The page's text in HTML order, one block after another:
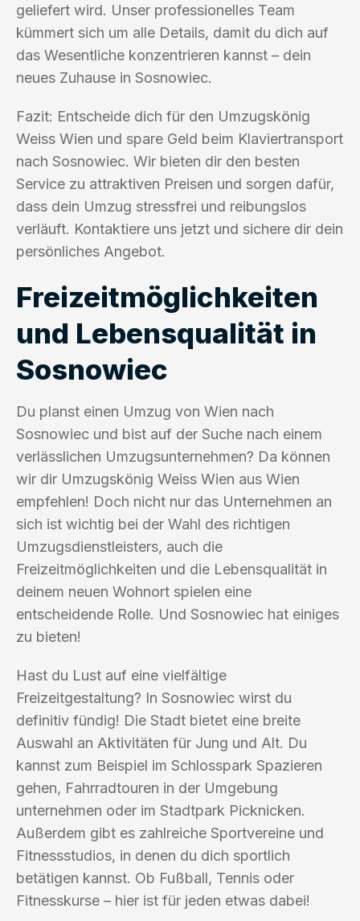
geliefert wird. Unser professionelles Team
kümmert sich um alle Details, damit du dich auf
das Wesentliche konzentrieren kannst – dein
neues Zuhause in Sosnowiec.
Fazit: Entscheide dich für den Umzugskönig
Weiss Wien und spare Geld beim Klaviertransport
nach Sosnowiec. Wir bieten dir den besten
Service zu attraktiven Preisen und sorgen dafür,
dass dein Umzug stressfrei und reibungslos
verläuft. Kontaktiere uns jetzt und sichere dir dein
persönliches Angebot.
Freizeitmöglichkeiten
und Lebensqualität in
Sosnowiec
Du planst einen Umzug von Wien nach
Sosnowiec und bist auf der Suche nach einem
verlässlichen Umzugsunternehmen? Da können
wir dir Umzugskönig Weiss Wien aus Wien
empfehlen! Doch nicht nur das Unternehmen an
sich ist wichtig bei der Wahl des richtigen
Umzugsdienstleisters, auch die
Freizeitmöglichkeiten und die Lebensqualität in
deinem neuen Wohnort spielen eine
entscheidende Rolle. Und Sosnowiec hat einiges
zu bieten!
Hast du Lust auf eine vielfältige
Freizeitgestaltung? In Sosnowiec wirst du
definitiv fündig! Die Stadt bietet eine breite
Auswahl an Aktivitäten für Jung und Alt. Du
kannst zum Beispiel im Schlosspark Spazieren
gehen, Fahrradtouren in der Umgebung
unternehmen oder im Stadtpark Picknicken.
Außerdem gibt es zahlreiche Sportvereine und
Fitnessstudios, in denen du dich sportlich
betätigen kannst. Ob Fußball, Tennis oder
Fitnesskurse – hier ist für jeden etwas dabei!